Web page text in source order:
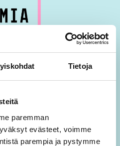
Tietoja
paremman
evästeet, voimme
parempia ja pystymme